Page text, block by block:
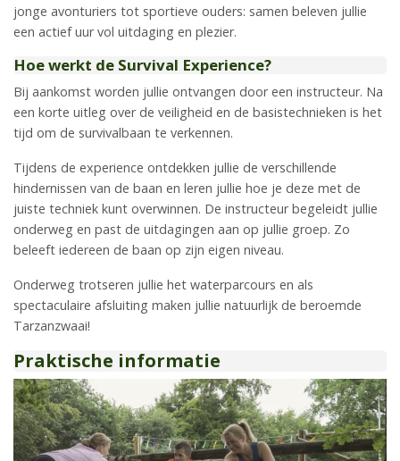
jonge avonturiers tot sportieve ouders: samen beleven jullie
een actief uur vol uitdaging en plezier.
Hoe werkt de Survival Experience?
Bij aankomst worden jullie ontvangen door een instructeur. Na
een korte uitleg over de veiligheid en de basistechnieken is het
tijd om de survivalbaan te verkennen.
Tijdens de experience ontdekken jullie de verschillende
hindernissen van de baan en leren jullie hoe je deze met de
juiste techniek kunt overwinnen. De instructeur begeleidt jullie
onderweg en past de uitdagingen aan op jullie groep. Zo
beleeft iedereen de baan op zijn eigen niveau.
Onderweg trotseren jullie het waterparcours en als
spectaculaire afsluiting maken jullie natuurlijk de beroemde
Tarzanzwaai!
Praktische informatie